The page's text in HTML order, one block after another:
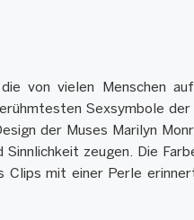
von vielen Menschen
Sexsymbole
der Muses Marilyn
zeugen. Die
mit einer Perle